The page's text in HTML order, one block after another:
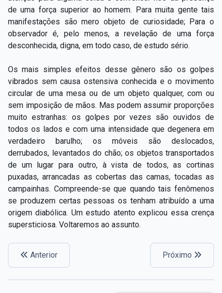
de uma força superior ao homem. Para muita gente tais
manifestações são mero objeto de curiosidade; Para o
observador é, pelo menos, a revelação de uma força
desconhecida, digna, em todo caso, de estudo sério.
Os mais simples efeitos desse gênero são os golpes
vibrados sem causa ostensiva conhecida e o movimento
circular de uma mesa ou de um objeto qualquer, com ou
sem imposição de mãos. Mas podem assumir proporções
muito estranhas: os golpes por vezes são ouvidos de
todos os lados e com uma intensidade que degenera em
verdadeiro barulho; os móveis são deslocados,
derrubados, levantados do chão; os objetos transportados
de um lugar para outro, à vista de todos, as cortinas
puxadas, arrancadas as cobertas das camas, tocadas as
campainhas. Compreende-se que quando tais fenômenos
se produzem certas pessoas os tenham atribuído a uma
origem diabólica. Um estudo atento explicou essa crença
supersticiosa. Voltaremos ao assunto.
Anterior Próximo